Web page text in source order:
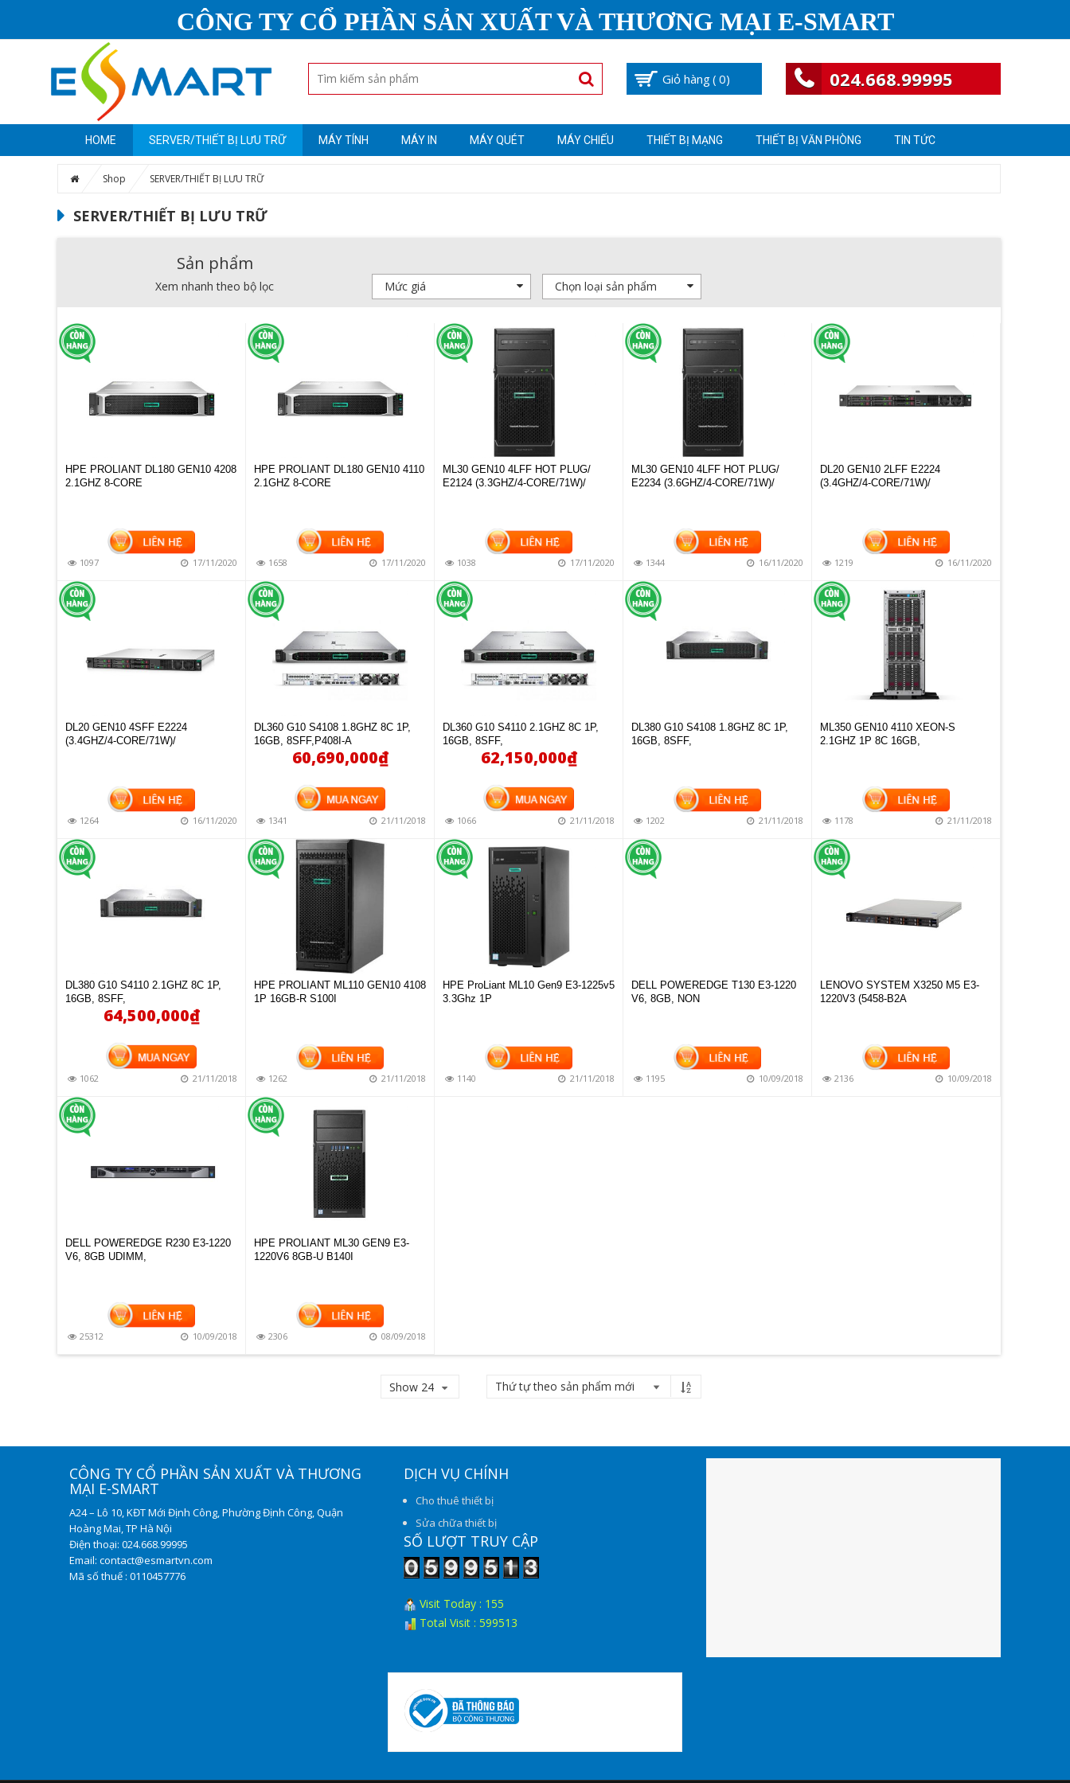
CÔNG TY CỔ PHẦN SẢN XUẤT VÀ THƯƠNG MẠI E-SMART
Giỏ hàng( 0) 024.668.99995
HOME SERVER/THIẾT BỊ LƯU TRỮ MÁY TÍNH MÁY IN MÁY QUÉT MÁY CHIẾU THIẾT BỊ MẠNG THIẾT BỊ VĂN PHÒNG TIN TỨC
Shop SERVER/THIẾT BỊ LƯU TRỮ
SERVER/THIẾT BỊ LƯU TRỮ
Sản phẩm
Xem nhanh theo bộ lọc
HPE PROLIANT DL180 GEN10 4208
2.1GHZ 8-CORE
1097 17/11/2020
HPE PROLIANT DL180 GEN10 4110
2.1GHZ 8-CORE
1658 17/11/2020
ML30 GEN10 4LFF HOT PLUG/
E2124 (3.3GHZ/4-CORE/71W)/
1038 17/11/2020
ML30 GEN10 4LFF HOT PLUG/
E2234 (3.6GHZ/4-CORE/71W)/
1344 16/11/2020
DL20 GEN10 2LFF E2224
(3.4GHZ/4-CORE/71W)/
1219 16/11/2020
DL20 GEN10 4SFF E2224
(3.4GHZ/4-CORE/71W)/
1264 16/11/2020
DL360 G10 S4108 1.8GHZ 8C 1P,
16GB, 8SFF,P408I-A
60,690,000₫
MUA HÀNG
1341 21/11/2018
DL360 G10 S4110 2.1GHZ 8C 1P,
16GB, 8SFF,
62,150,000₫
MUA HÀNG
1066 21/11/2018
DL380 G10 S4108 1.8GHZ 8C 1P,
16GB, 8SFF,
1202 21/11/2018
ML350 GEN10 4110 XEON-S
2.1GHZ 1P 8C 16GB,
1178 21/11/2018
DL380 G10 S4110 2.1GHZ 8C 1P,
16GB, 8SFF,
64,500,000₫
MUA HÀNG
1062 21/11/2018
HPE PROLIANT ML110 GEN10 4108
1P 16GB-R S100I
1262 21/11/2018
HPE ProLiant ML10 Gen9 E3-1225v5
3.3Ghz 1P
1140 21/11/2018
DELL POWEREDGE T130 E3-1220
V6, 8GB, NON
1195 10/09/2018
LENOVO SYSTEM X3250 M5 E3-
1220V3 (5458-B2A
2136 10/09/2018
DELL POWEREDGE R230 E3-1220
V6, 8GB UDIMM,
25312 10/09/2018
HPE PROLIANT ML30 GEN9 E3-
1220V6 8GB-U B140I
2306 08/09/2018
Show 24
CÔNG TY CỔ PHẦN SẢN XUẤT VÀ THƯƠNG
MẠI E-SMART
A24 – Lô 10, KĐT Mới Định Công, Phường Định Công, Quận
Hoàng Mai, TP Hà Nội
Điện thoại: 024.668.99995
Email: contact@esmartvn.com
Mã số thuế : 0110457776
DỊCH VỤ CHÍNH
Cho thuê thiết bị
Sửa chữa thiết bị
SỐ LƯỢT TRUY CẬP
Visit Today : 155
Total Visit : 599513